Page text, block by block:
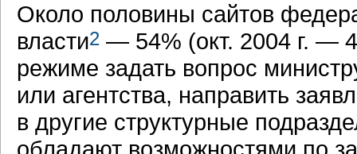
Около половины сайтов
власти2 — 54% (окт. 2004 г. —
режиме задать вопрос
или агентства, направить
в другие структурные